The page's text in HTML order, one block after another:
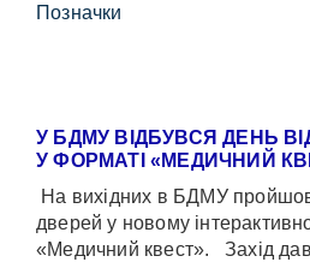
Позначки
У БДМУ ВІДБУВСЯ ДЕНЬ
У ФОРМАТІ «МЕДИЧНИЙ
На вихідних в БДМУ
дверей у новому
«Медичний квест». Захід